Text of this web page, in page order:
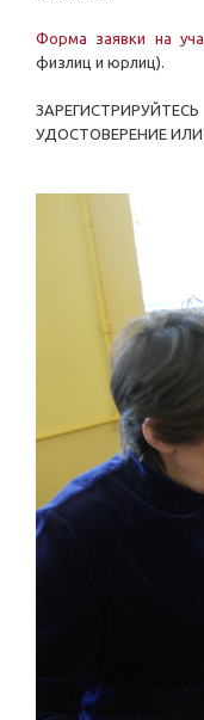
Форма заявки на
физлиц и юрлиц).
УДОСТОВЕРЕНИЕ